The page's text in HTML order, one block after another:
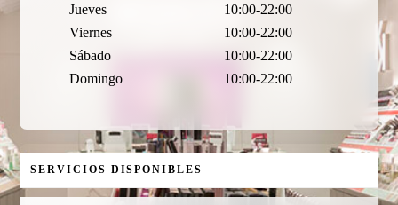
Jueves
10:00-22:00
Viernes
10:00-22:00
Sábado
10:00-22:00
Domingo
10:00-22:00
SERVICIOS DISPONIBLES